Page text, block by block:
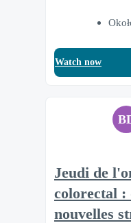
Watch now
Jeudi de
colorectal :
nouvelles